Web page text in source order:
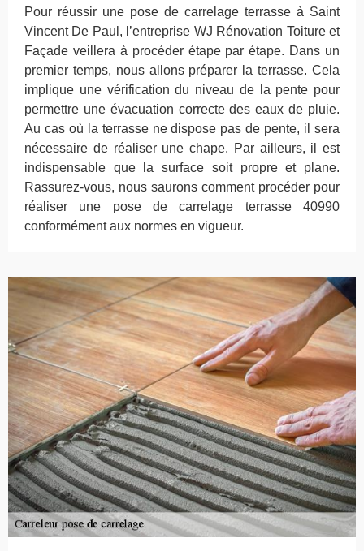
Pour réussir une pose de carrelage terrasse à Saint
Vincent De Paul, l’entreprise WJ Rénovation Toiture et
Façade veillera à procéder étape par étape. Dans un
premier temps, nous allons préparer la terrasse. Cela
implique une vérification du niveau de la pente pour
permettre une évacuation correcte des eaux de pluie.
Au cas où la terrasse ne dispose pas de pente, il sera
nécessaire de réaliser une chape. Par ailleurs, il est
indispensable que la surface soit propre et plane.
Rassurez-vous, nous saurons comment procéder pour
réaliser une pose de carrelage terrasse 40990
conformément aux normes en vigueur.